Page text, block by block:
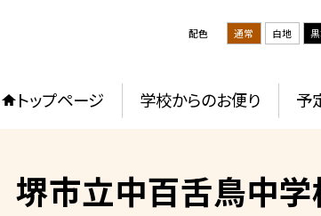
配色 通常 白地
トップページ 学校からのお便り 予
堺市立中百舌鳥中学